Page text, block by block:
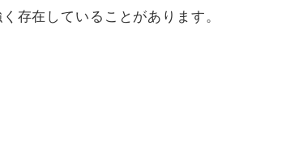
存在していることがあります。